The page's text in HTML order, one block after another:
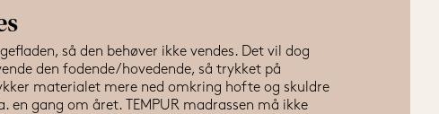
så den behøver ikke vendes. Det vil dog
den fodende/hovedende, så trykket på
materialet mere ned omkring hofte og skuldre
en gang om året. TEMPUR madrassen må ikke